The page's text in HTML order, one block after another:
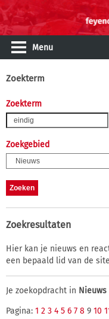
Menu
Zoekterm
Zoekterm
Zoekgebied
Zoekresultaten
Hier kan je nieuws en
een bepaald lid van de
Je zoekopdracht in Nieuws
Pagina: 1 2 3 4 5 6 7 8 9 10